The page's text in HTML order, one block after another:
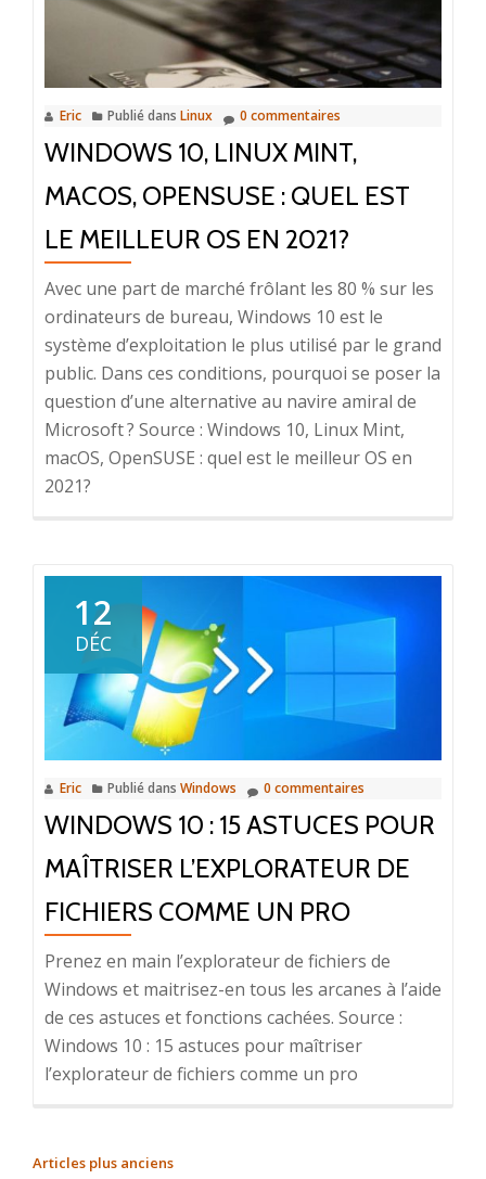
Eric Publié dans Linux 0 commentaires
WINDOWS 10, LINUX MINT,
MACOS, OPENSUSE : QUEL EST
LE MEILLEUR OS EN 2021?
Avec une part de marché frôlant les 80 % sur les
ordinateurs de bureau, Windows 10 est le
système d’exploitation le plus utilisé par le grand
public. Dans ces conditions, pourquoi se poser la
question d’une alternative au navire amiral de
Microsoft ? Source : Windows 10, Linux Mint,
macOS, OpenSUSE : quel est le meilleur OS en
2021?
12
DÉC
Eric Publié dans Windows 0 commentaires
WINDOWS 10 : 15 ASTUCES POUR
MAÎTRISER L’EXPLORATEUR DE
FICHIERS COMME UN PRO
Prenez en main l’explorateur de fichiers de
Windows et maitrisez-en tous les arcanes à l’aide
de ces astuces et fonctions cachées. Source :
Windows 10 : 15 astuces pour maîtriser
l’explorateur de fichiers comme un pro
NAVIGATION
Articles plus anciens